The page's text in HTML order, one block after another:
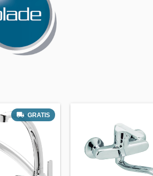
GRATIS